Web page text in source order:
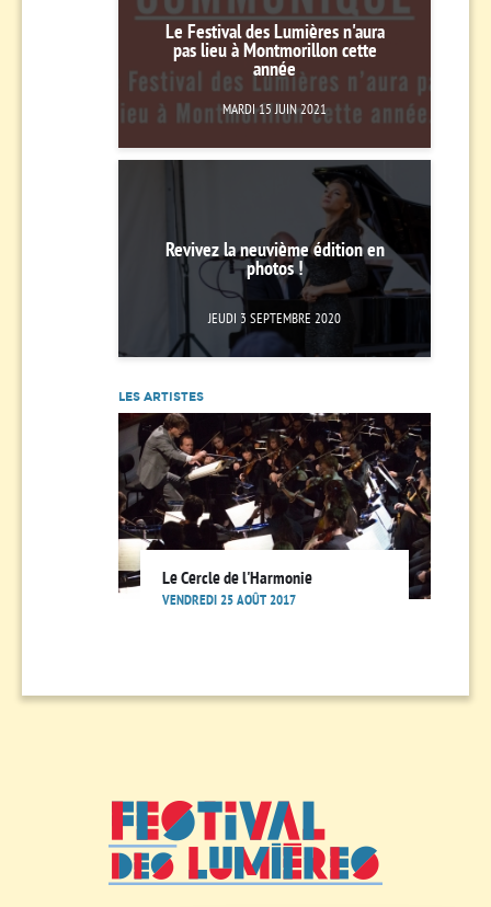
Le Festival des Lumières n'aura
pas lieu à Montmorillon cette
année
MARDI 15 JUIN 2021
Revivez la neuvième édition en
photos !
JEUDI 3 SEPTEMBRE 2020
LES ARTISTES
Le Cercle de l'Harmonie
VENDREDI 25 AOÛT 2017